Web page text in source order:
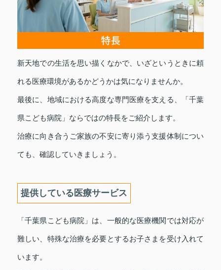
新天地での生活を思い描くなかで、いざというときに頼
れる医療環境があるかどうかは気になりませんか。
最後に、地域における高度な専門医療を支える、「千葉
県こども病院」ならではの特長をご紹介します。
治療に向き合うご家族の不安に寄り添う支援体制につい
ても、確認していきましょう。
提供している医療サービス
「千葉県こども病院」は、一般的な医療機関では対応が
難しい、特殊な治療を必要とするお子さまを受け入れて
います。